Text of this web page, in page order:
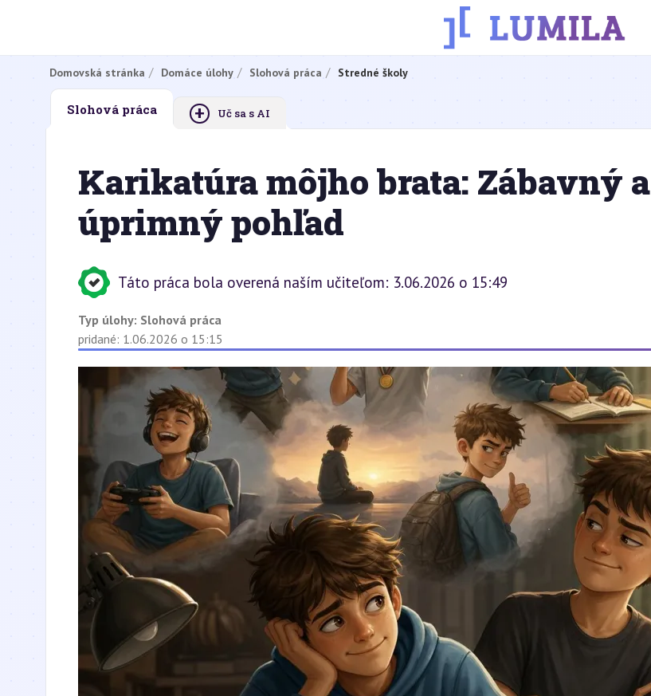
Domovská stránka Domáce úlohy Slohová práca Stredné školy
Slohová práca + Uč sa s AI
Karikatúra môjho brata: Zábavný a
úprimný pohľad
Táto práca bola overená naším učiteľom: 3.06.2026 o 15:49
Typ úlohy: Slohová práca
pridané: 1.06.2026 o 15:15